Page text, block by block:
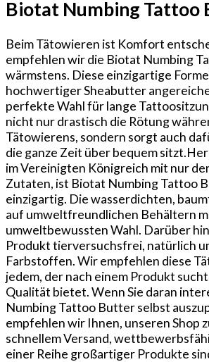
Biotat Numbing Tattoo
Beim Tätowieren ist Komfort
empfehlen wir die Biotat Numbing
wärmstens.⁣ Diese einzigartige
hochwertiger Sheabutter
perfekte Wahl für lange
nicht nur drastisch die Rötung
Tätowierens, sondern sorgt auch
die ganze Zeit über bequem
im Vereinigten Königreich mit nur
Zutaten, ist Biotat Numbing Tattoo
einzigartig. Die wasserdichten,
auf umweltfreundlichen Behältern
umweltbewussten Wahl. Darüber
Produkt tierversuchsfrei, natürlich
Farbstoffen. Wir empfehlen diese
jedem, der nach einem Produkt
Qualität bietet. Wenn Sie daran
Numbing Tattoo Butter selbst
empfehlen wir Ihnen, unseren Shop
schnellem Versand,
einer Reihe großartiger Produkte